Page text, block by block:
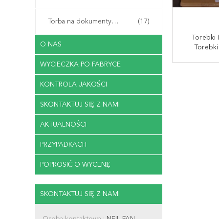
Torba na dokumenty biurowe (17)
O NAS
WYCIECZKA PO FABRYCE
KONTROLA JAKOŚCI
SKONTAKTUJ SIĘ Z NAMI
AKTUALNOŚCI
PRZYPADKACH
POPROSIĆ O WYCENĘ
SKONTAKTUJ SIĘ Z NAMI